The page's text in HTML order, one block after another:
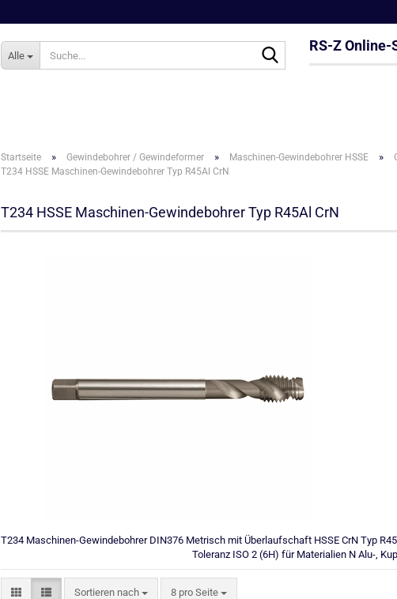
Alle
Suche...RS-Z Online-
Startseite » Gewindebohrer / Gewindeformer » Maschinen-Gewindebohrer HSSE »
T234 HSSE Maschinen-Gewindebohrer Typ R45Al CrN
T234 HSSE Maschinen-Gewindebohrer Typ R45Al CrN
T234 Maschinen-Gewindebohrer DIN376 Metrisch mit Überlaufschaft HSSE CrN Typ
Toleranz ISO 2 (6H) für Materialien N Alu-,
Sortieren nach
Sortieren nach 8 pro Seite
pro Seite